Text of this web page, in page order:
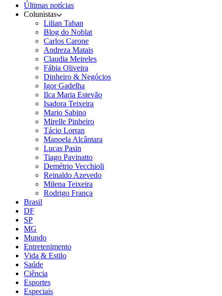
Últimas notícias
Colunistas
Lilian Tahan
Blog do Noblat
Carlos Carone
Andreza Matais
Claudia Meireles
Fábia Oliveira
Dinheiro & Negócios
Igor Gadelha
Ilca Maria Estevão
Isadora Teixeira
Mario Sabino
Mirelle Pinheiro
Tácio Lorran
Manoela Alcântara
Lucas Pasin
Tiago Pavinatto
Demétrio Vecchioli
Reinaldo Azevedo
Milena Teixeira
Rodrigo França
Brasil
DF
SP
MG
Mundo
Entretenimento
Vida & Estilo
Saúde
Ciência
Esportes
Especiais